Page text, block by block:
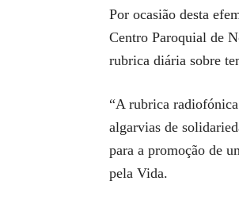
Por ocasião desta
Centro Paroquial de
rubrica diária sobre
“A rubrica
algarvias de
para a promoção de
pela Vida.